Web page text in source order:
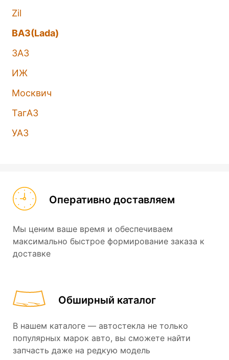
Zil
ВАЗ(Lada)
ЗАЗ
ИЖ
Москвич
ТагАЗ
УАЗ
Оперативно доставляем
Мы ценим ваше время и обеспечиваем
максимально быстрое формирование заказа к
доставке
Обширный каталог
В нашем каталоге — автостекла не только
популярных марок авто, вы сможете найти
запчасть даже на редкую модель